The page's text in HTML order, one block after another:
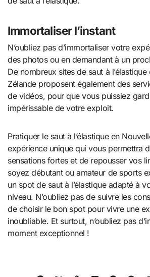
Immortaliser l’instant
N’oubliez pas d’immortaliser votre
des photos ou en demandant à un
De nombreux sites de saut à
Zélande proposent également des
de vidéos, pour que vous puissiez
impérissable de votre exploit.
Pratiquer le saut à l’élastique en
expérience unique qui vous permettra
sensations fortes et de repousser vos
soyez débutant ou amateur de sports
un spot de saut à l’élastique adapté à
niveau. N’oubliez pas de suivre les
de choisir le bon spot pour vivre une
inoubliable. Et surtout, n’oubliez pas
moment exceptionnel !